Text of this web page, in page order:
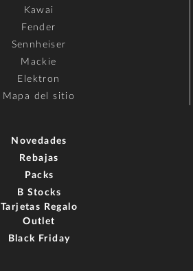
Kawai
Fender
Sennheiser
Mackie
Elektron
Mapa del sitio
Novedades
Rebajas
Packs
B Stocks
Tarjetas Regalo
Outlet
Black Friday